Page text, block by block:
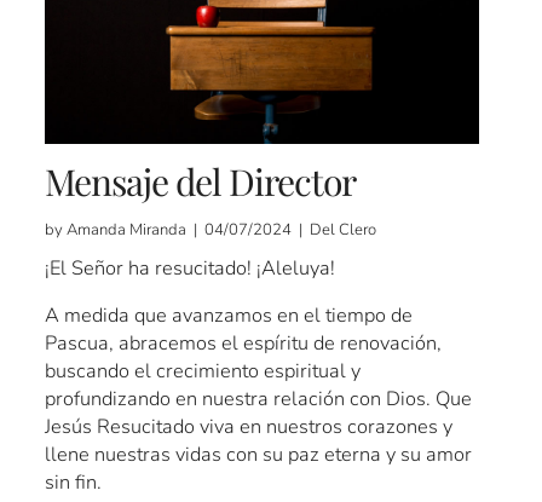
Mensaje del Director
by Amanda Miranda | 04/07/2024 | Del Clero
¡El Señor ha resucitado! ¡Aleluya!
A medida que avanzamos en el tiempo de
Pascua, abracemos el espíritu de renovación,
buscando el crecimiento espiritual y
profundizando en nuestra relación con Dios. Que
Jesús Resucitado viva en nuestros corazones y
llene nuestras vidas con su paz eterna y su amor
sin fin.